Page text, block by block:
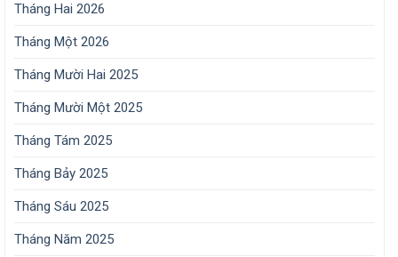
Tháng Hai 2026
Tháng Một 2026
Tháng Mười Hai 2025
Tháng Mười Một 2025
Tháng Tám 2025
Tháng Bảy 2025
Tháng Sáu 2025
Tháng Năm 2025